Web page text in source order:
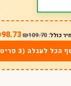
כולל:₪109.70
הכל לעגלה (3 פריטים)